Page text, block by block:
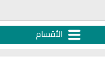
الأقسام